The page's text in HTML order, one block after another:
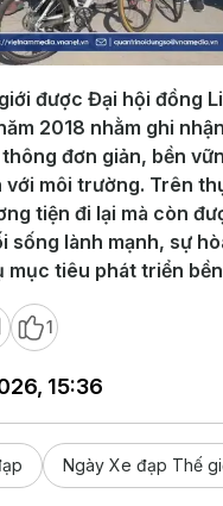
được Đại hội đồng
2018 nhằm ghi
đơn giản, bền
với môi trường. Trên
tiện đi lại mà còn
sống lành mạnh, sự
mục tiêu phát triển
1
15:36
Ngày Xe đạp Thế